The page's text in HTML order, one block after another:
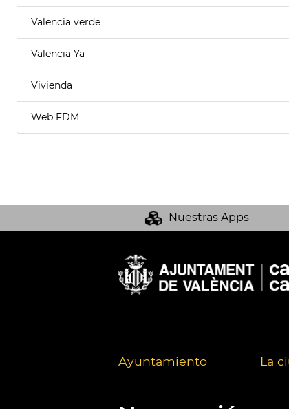
Valencia verde
Valencia Ya
Vivienda
Web FDM
Nuestras Apps
Ayuntamiento La